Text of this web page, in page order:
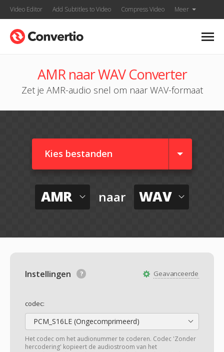
Video Editor Add Subtitles to Video Compress Video Meer
AMR naar WAV Converter
Zet je AMR-audio snel om naar WAV-formaat
Kies bestanden
AMR naar WAV
Geavanceerde
Instellingen
codec:
PCM_S16LE (Ongecomprimeerd)
Het codec om het audionummer te coderen. Codec 'Zonder
hercodering' kopieert de audiostroom van het